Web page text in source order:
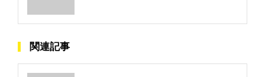
関連記事